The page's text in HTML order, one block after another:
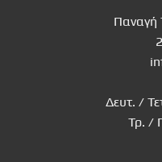
Παναγή
Δευτ. /
Τρ. /